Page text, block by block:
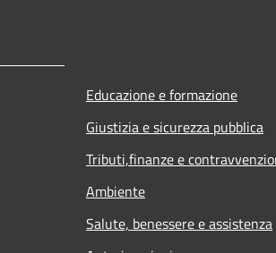
Educazione e formazione
Giustizia e sicurezza pubblica
Tributi,finanze e
Ambiente
Salute, benessere e assistenza